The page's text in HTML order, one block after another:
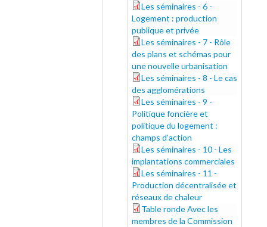
s6_0.pdf
Les séminaires - 6 -
Logement : production
publique et privée
s7_0.pdf
Les séminaires - 7 - Rôle
des plans et schémas pour
une nouvelle urbanisation
s8_0.pdf
Les séminaires - 8 - Le cas
des agglomérations
s9_0.pdf
Les séminaires - 9 -
Politique foncière et
politique du logement :
champs d’action
s10_0.pdf
Les séminaires - 10 - Les
implantations commerciales
s11_0.pdf
Les séminaires - 11 -
Production décentralisée et
réseaux de chaleur
table-ronde_0.pdf
Table ronde Avec les
membres de la Commission